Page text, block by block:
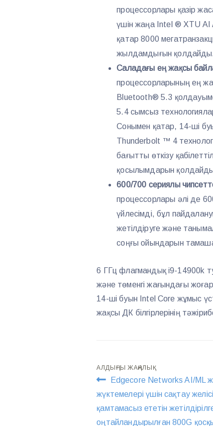
процессорлары қазір
үшін жаңа Intel ® XTU AI
қатар 8000
жылдамдығын қолдайды.
Саладағы ең жақсы
процессорларының ең
Bluetooth® 5.3
5.4 сымсыз
Сонымен қатар, 14-ші
Thunderbolt ™ 4
бағытты өткізу
қосылымдарын
600/700 сериялы
процессорлары әлі де
үйлесімді, бұл
жетілдіруге және
соңғы ойындарын
6 ГГц флагмандық i9-14900k
және төменгі жағындағы
14-ші буын Intel Core жұмыс
жақсы ДК білгірлерінің
Навигация
по
записям
АЛДЫҢҒЫ ЖАҢАЛЫҚ
Edgecore Networks AI/ML
жүктемелері үшін сақтау
қамтамасыз ететін
оңтайландырылған 800G